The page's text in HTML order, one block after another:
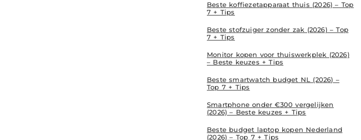
Beste koffiezetapparaat thuis (2026) – Top
7 + Tips
Beste stofzuiger zonder zak (2026) – Top
7 + Tips
Monitor kopen voor thuiswerkplek (2026)
– Beste keuzes + Tips
Beste smartwatch budget NL (2026) –
Top 7 + Tips
Smartphone onder €300 vergelijken
(2026) – Beste keuzes + Tips
Beste budget laptop kopen Nederland
(2026) – Top 7 + Tips